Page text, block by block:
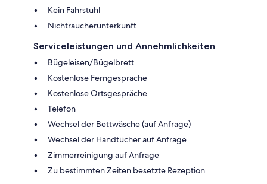
Kein Fahrstuhl
Nichtraucherunterkunft
Serviceleistungen und Annehmlichkeiten
Bügeleisen/Bügelbrett
Kostenlose Ferngespräche
Kostenlose Ortsgespräche
Telefon
Wechsel der Bettwäsche (auf Anfrage)
Wechsel der Handtücher auf Anfrage
Zimmerreinigung auf Anfrage
Zu bestimmten Zeiten besetzte Rezeption